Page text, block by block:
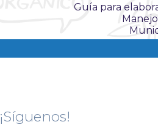
Guía para
¡Síguenos!